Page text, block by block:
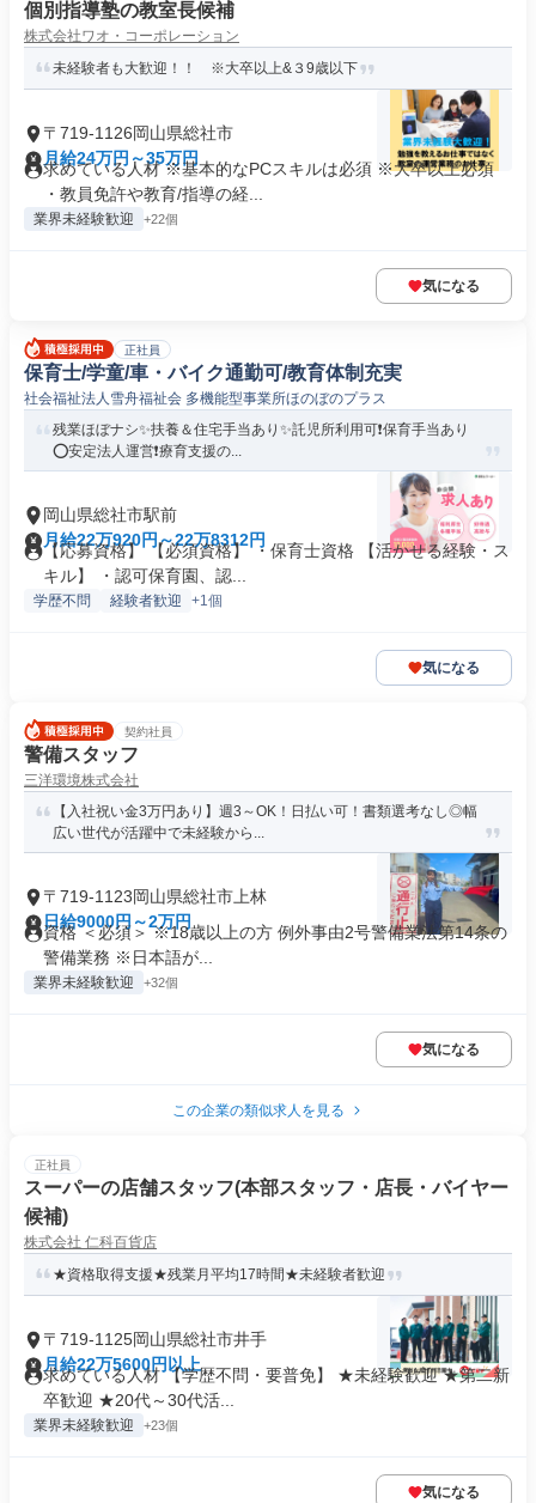
個別指導塾の教室長候補
株式会社ワオ・コーポレーション
未経験者も大歓迎！！ ※大卒以上&３9歳以下
〒719-1126岡山県総社市
月給24万円～35万円
求めている人材 ※基本的なPCスキルは必須 ※大卒以上必須
・教員免許や教育/指導の経...
業界未経験歓迎 +22個
気になる
正社員
保育士/学童/車・バイク通勤可/教育体制充実
社会福祉法人雪舟福祉会 多機能型事業所ほのぼのプラス
残業ほぼナシ✨扶養＆住宅手当あり✨託児所利用可❗️保育手当あり
⭕安定法人運営❗️療育支援の...
岡山県総社市駅前
月給22万920円～22万8312円
【応募資格】 【必須資格】 ・保育士資格 【活かせる経験・ス
キル】 ・認可保育園、認...
学歴不問 経験者歓迎 +1個
気になる
契約社員
警備スタッフ
三洋環境株式会社
【入社祝い金3万円あり】週3～OK！日払い可！書類選考なし◎幅
広い世代が活躍中で未経験から...
〒719-1123岡山県総社市上林
日給9000円～2万円
資格 ＜必須＞ ※18歳以上の方 例外事由2号警備業法第14条の
警備業務 ※日本語が...
業界未経験歓迎 +32個
気になる
この企業の類似求人を見る
正社員
スーパーの店舗スタッフ(本部スタッフ・店長・バイヤー
候補)
株式会社 仁科百貨店
★資格取得支援★残業月平均17時間★未経験者歓迎
〒719-1125岡山県総社市井手
月給22万5600円以上
求めている人材 【学歴不問・要普免】 ★未経験歓迎 ★第二新
卒歓迎 ★20代～30代活...
業界未経験歓迎 +23個
気になる